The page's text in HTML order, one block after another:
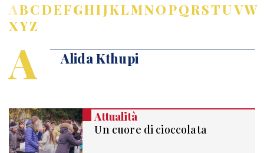
ABCDEFGHIJKLMNOPQRSTUVW
XYZ
A Alida Kthupi
Attualità
Un cuore di cioccolata